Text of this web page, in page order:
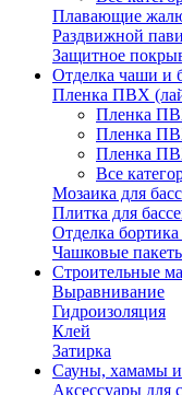
Плавающие
Раздвижной
Защитное
Отделка чаши и
Пленка ПВХ
Пленка
Пленка
Пленка
Все
Мозаика для
Плитка для
Отделка бортика
Чашковые
Строительные
Выравнивание
Гидроизоляция
Клей
Затирка
Сауны, хамамы
Аксессуары для